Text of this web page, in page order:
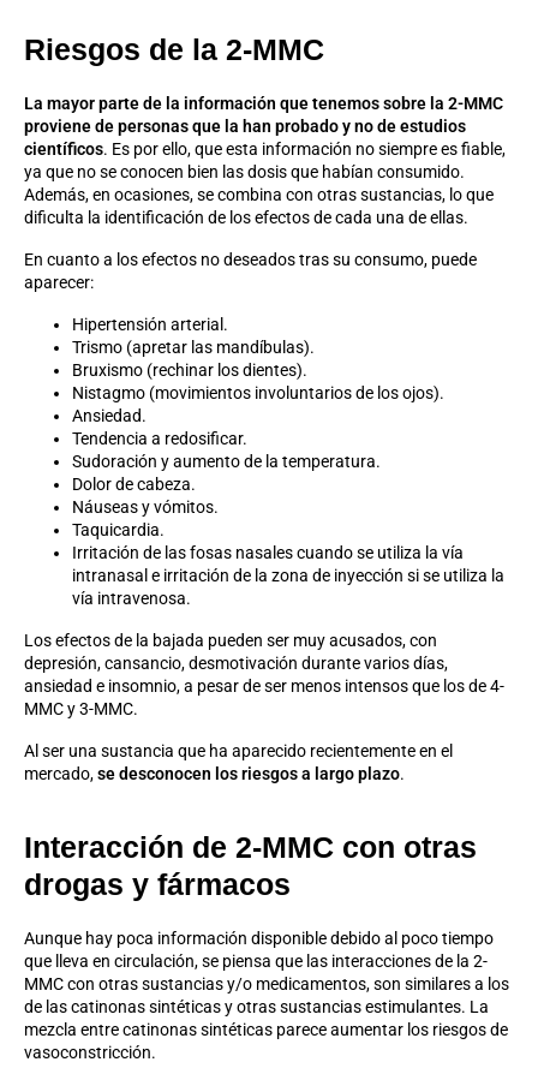
Riesgos de la 2-MMC
La mayor parte de la información que tenemos sobre la 2-MMC
proviene de personas que la han probado y no de estudios
científicos. Es por ello, que esta información no siempre es fiable,
ya que no se conocen bien las dosis que habían consumido.
Además, en ocasiones, se combina con otras sustancias, lo que
dificulta la identificación de los efectos de cada una de ellas.
En cuanto a los efectos no deseados tras su consumo, puede
aparecer:
Hipertensión arterial.
Trismo (apretar las mandíbulas).
Bruxismo (rechinar los dientes).
Nistagmo (movimientos involuntarios de los ojos).
Ansiedad.
Tendencia a redosificar.
Sudoración y aumento de la temperatura.
Dolor de cabeza.
Náuseas y vómitos.
Taquicardia.
Irritación de las fosas nasales cuando se utiliza la vía
intranasal e irritación de la zona de inyección si se utiliza la
vía intravenosa.
Los efectos de la bajada pueden ser muy acusados, con
depresión, cansancio, desmotivación durante varios días,
ansiedad e insomnio, a pesar de ser menos intensos que los de 4-
MMC y 3-MMC.
Al ser una sustancia que ha aparecido recientemente en el
mercado,se desconocen los riesgos a largo plazo.
Interacción de 2-MMC con otras
drogas y fármacos
Aunque hay poca información disponible debido al poco tiempo
que lleva en circulación, se piensa que las interacciones de la 2-
MMC con otras sustancias y/o medicamentos, son similares a los
de las catinonas sintéticas y otras sustancias estimulantes. La
mezcla entre catinonas sintéticas pareceaumentar los riesgos de
vasoconstricción.